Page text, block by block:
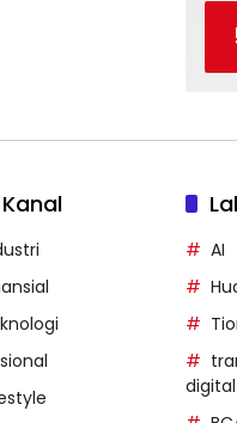
Kanal
AI
digital